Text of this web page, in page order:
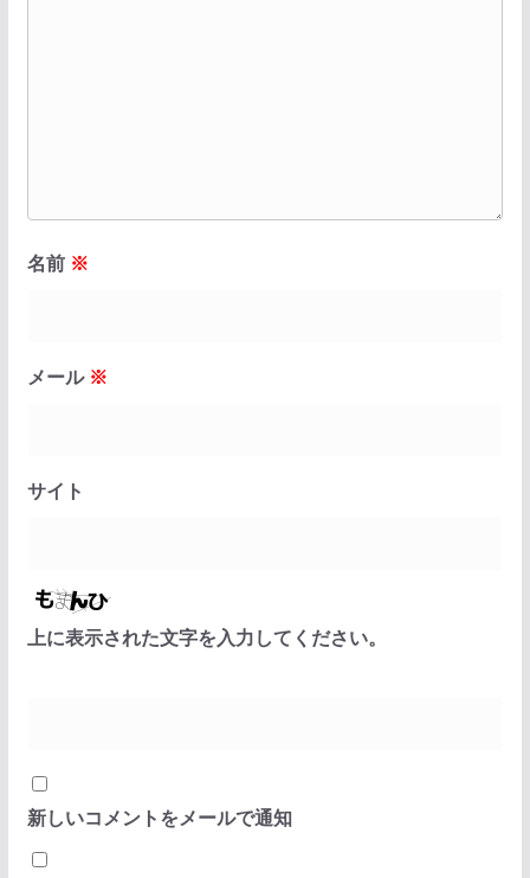
名前 ※
メール ※
サイト
上に表示された文字を入力してください。
新しいコメントをメールで通知